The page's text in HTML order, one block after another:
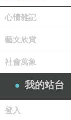
產品網址
http://
心情雜記
藝文欣賞
社會萬象
我的站台
登入